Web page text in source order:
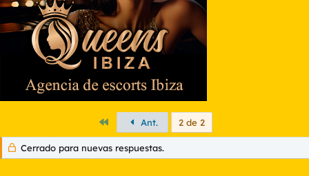
PrimeroAnt. 2 de 2
Cerrado para nuevas respuestas.